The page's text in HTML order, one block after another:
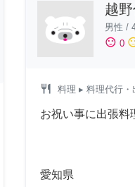
越
男性 /
sentiment_satisfied 0
restaurant 料理 ▸ 料理代行・
お祝い事に出張料
愛知県